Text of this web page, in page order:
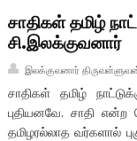
சாதிகள் தமிழ்
சி.இலக்குவனார்
இலக்குவனார்
சாதிகள் தமிழ்
புதியனவே. சாதி என்ற
தமிழரல்லாத வர்களால்